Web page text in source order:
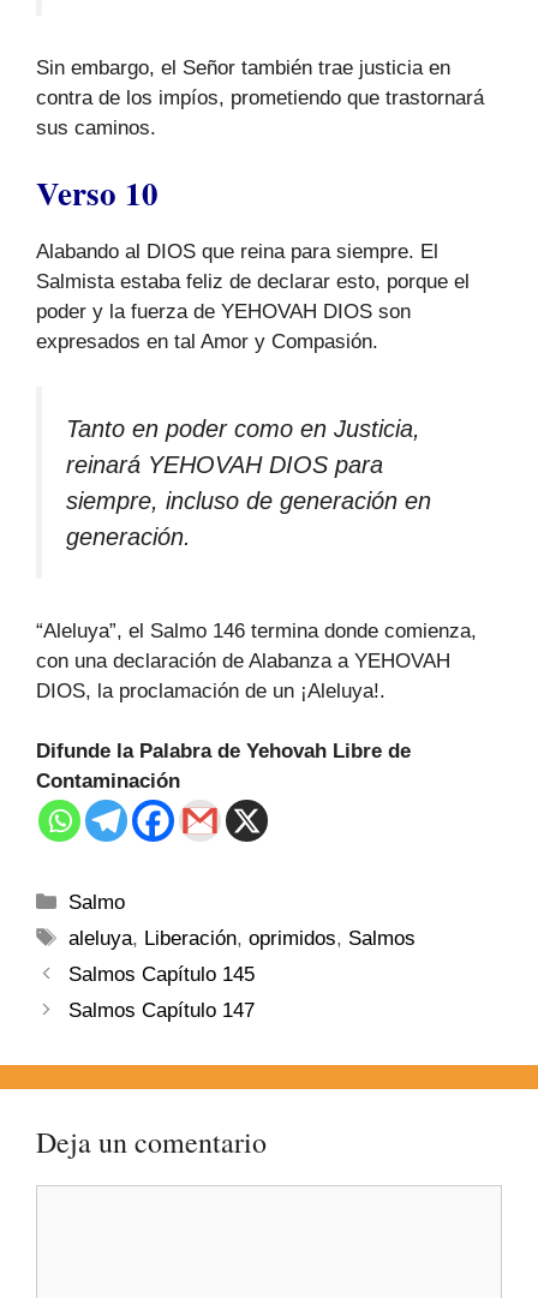
Sin embargo, el Señor también trae justicia en
contra de los impíos, prometiendo que trastornará
sus caminos.
Verso 10
Alabando al DIOS que reina para siempre. El
Salmista estaba feliz de declarar esto, porque el
poder y la fuerza de YEHOVAH DIOS son
expresados en tal Amor y Compasión.
Tanto en poder como en Justicia,
reinará YEHOVAH DIOS para
siempre, incluso de generación en
generación.
“Aleluya”, el Salmo 146 termina donde comienza,
con una declaración de Alabanza a YEHOVAH
DIOS, la proclamación de un ¡Aleluya!.
Difunde la Palabra de Yehovah Libre de
Contaminación
Salmo
aleluya, Liberación,oprimidos, Salmos
Salmos Capítulo 145
Salmos Capítulo 147
Deja un comentario